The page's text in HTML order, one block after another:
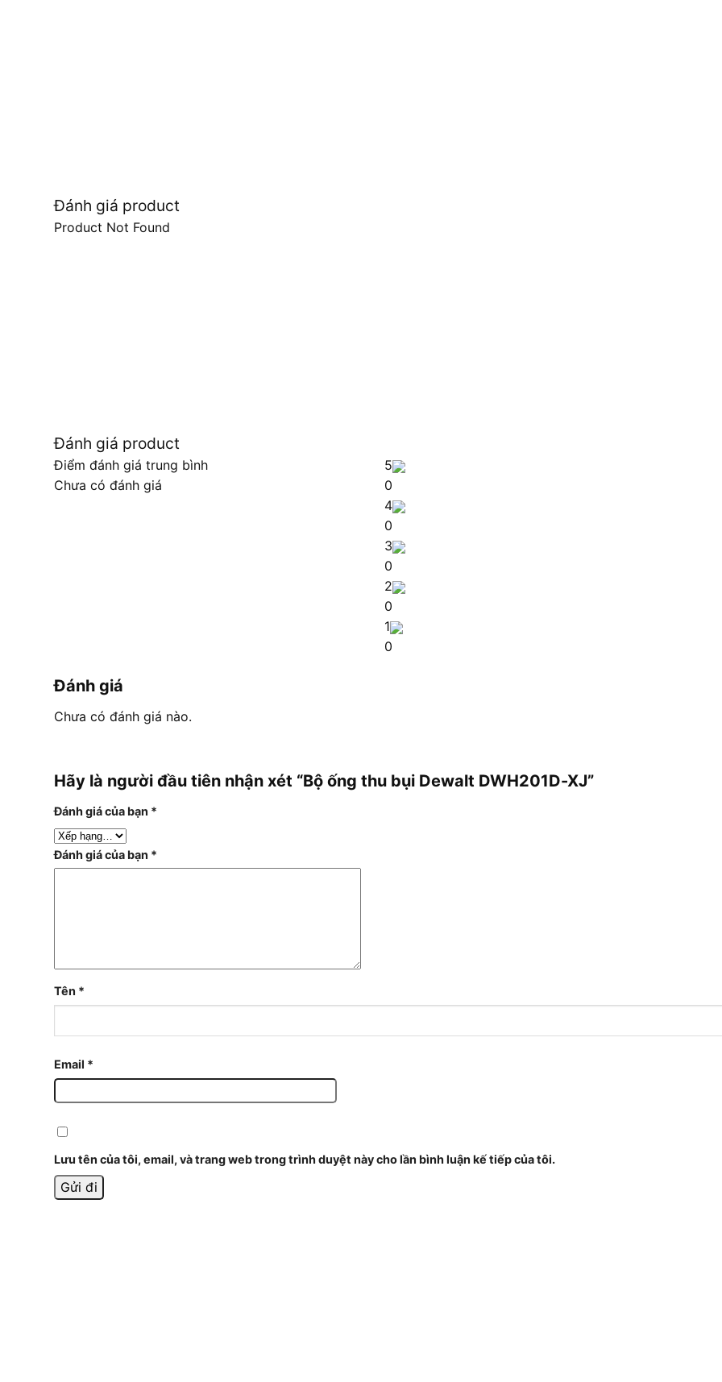
Đánh giá product
Product Not Found
Đánh giá product
Điểm đánh giá trung bình
Chưa có đánh giá
5
0
4
0
3
0
2
0
1
0
Đánh giá
Chưa có đánh giá nào.
Hãy là người đầu tiên nhận xét “Bộ ống thu bụi Dewalt DWH201D-XJ”
Đánh giá của bạn *
Đánh giá của bạn *
Tên *
Email *
Lưu tên của tôi, email, và trang web trong trình duyệt này cho lần bình luận kế tiếp của tôi.